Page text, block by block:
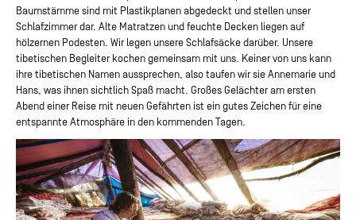
Baumstämme sind mit Plastikplanen abgedeckt und stellen unser
Schlafzimmer dar. Alte Matratzen und feuchte Decken liegen auf
hölzernen Podesten. Wir legen unsere Schlafsäcke darüber. Unsere
tibetischen Begleiter kochen gemeinsam mit uns. Keiner von uns kann
ihre tibetischen Namen aussprechen, also taufen wir sie Annemarie und
Hans, was ihnen sichtlich Spaß macht. Großes Gelächter am ersten
Abend einer Reise mit neuen Gefährten ist ein gutes Zeichen für eine
entspannte Atmosphäre in den kommenden Tagen.